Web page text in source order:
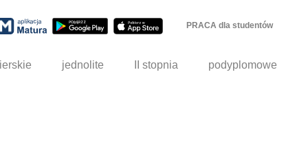
PRACA dla studentów
jednolite II stopnia podyplomowe